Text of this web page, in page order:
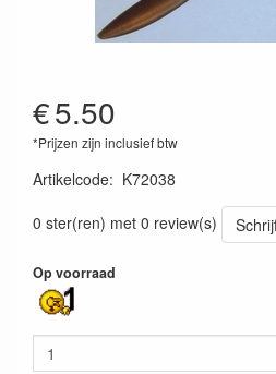
€5.50
*Prijzen zijn inclusief btw
Artikelcode: K72038
0 ster(ren) met 0 review(s)
Op voorraad